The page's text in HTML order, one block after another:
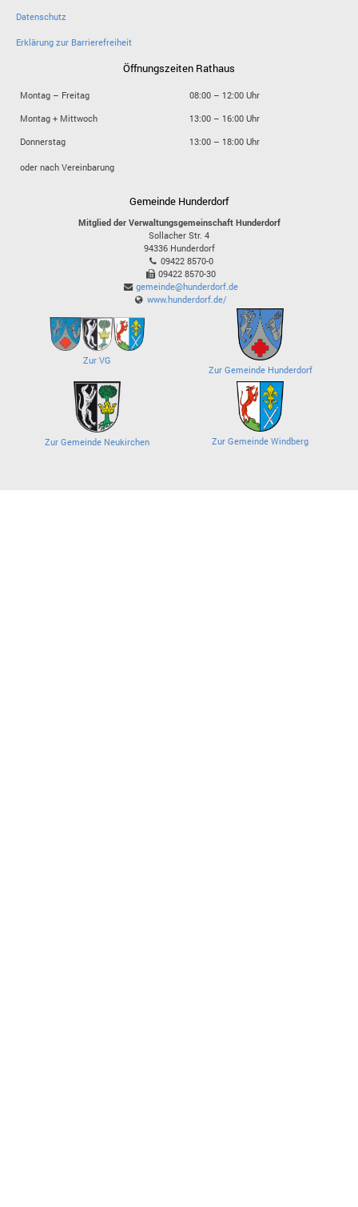
Datenschutz
Erklärung zur Barrierefreiheit
Öffnungszeiten Rathaus
Montag – Freitag
08:00 – 12:00 Uhr
Montag + Mittwoch
13:00 – 16:00 Uhr
Donnerstag
13:00 – 18:00 Uhr
oder nach Vereinbarung
Gemeinde Hunderdorf
Mitglied der Verwaltungsgemeinschaft Hunderdorf
Sollacher Str. 4
94336 Hunderdorf
09422 8570-0
09422 8570-30
gemeinde@hunderdorf.de
www.hunderdorf.de/
Zur VG
Zur Gemeinde Hunderdorf
Zur Gemeinde Neukirchen Zur Gemeinde Windberg